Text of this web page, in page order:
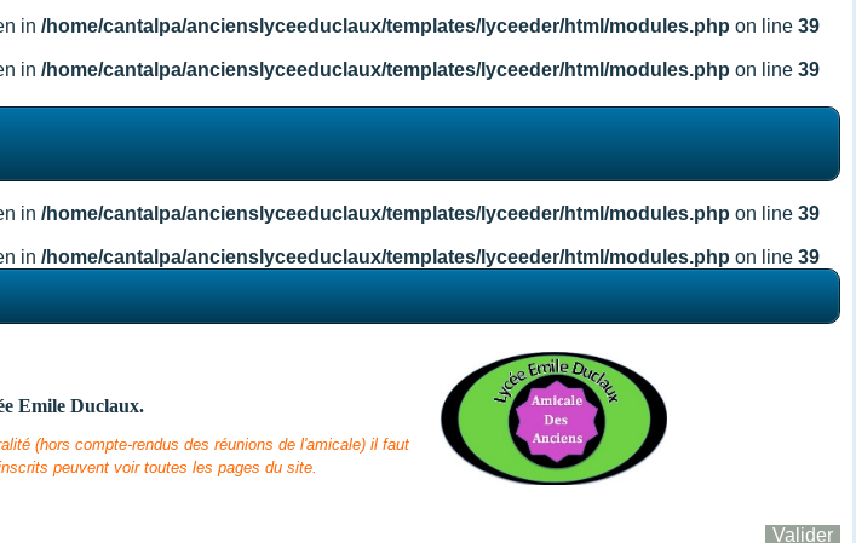
in /home/cantalpa/ancienslyceeduclaux/templates/lyceeder/html/modules.php on line 39
in /home/cantalpa/ancienslyceeduclaux/templates/lyceeder/html/modules.php on line 39
in /home/cantalpa/ancienslyceeduclaux/templates/lyceeder/html/modules.php on line 39
in /home/cantalpa/ancienslyceeduclaux/templates/lyceeder/html/modules.php on line 39
Emile Duclaux.
(hors compte-rendus des réunions de l'amicale) il faut
peuvent voir toutes les pages du site.